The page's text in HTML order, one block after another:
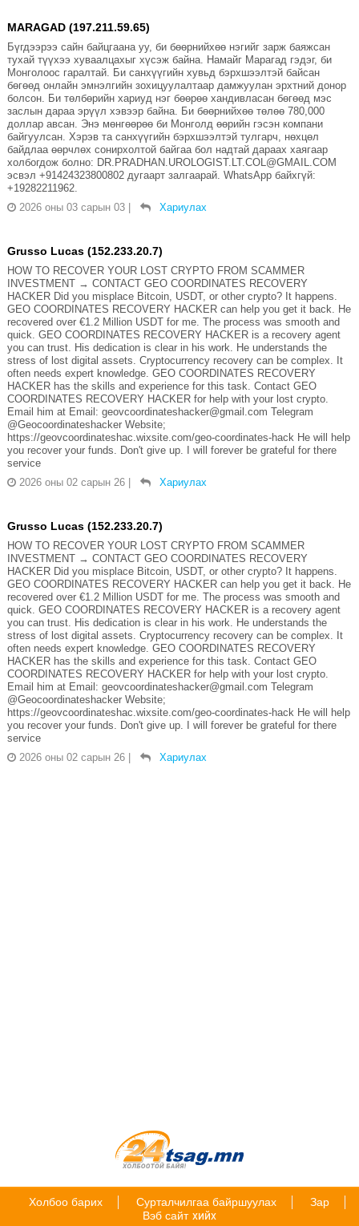
MARAGAD (197.211.59.65)
Бүгдээрээ сайн байцгаана уу, би бөөрнийхөө нэгийг зарж баяжсан
тухай түүхээ хуваалцахыг хүсэж байна. Намайг Марагад гэдэг, би
Монголоос гаралтай. Би санхүүгийн хувьд бэрхшээлтэй байсан
бөгөөд онлайн эмнэлгийн зохицуулалтаар дамжуулан эрхтний донор
болсон. Би төлбөрийн хариуд нэг бөөрөө хандивласан бөгөөд мэс
заслын дараа эрүүл хэвээр байна. Би бөөрнийхөө төлөө 780,000
доллар авсан. Энэ мөнгөөрөө би Монголд өөрийн гэсэн компани
байгуулсан. Хэрэв та санхүүгийн бэрхшээлтэй тулгарч, нөхцөл
байдлаа өөрчлөх сонирхолтой байгаа бол надтай дараах хаягаар
холбогдож болно: DR.PRADHAN.UROLOGIST.LT.COL@GMAIL.COM
эсвэл +91424323800802 дугаарт залгаарай. WhatsApp байхгүй:
+19282211962.
2026 оны 03 сарын 03
Хариулах
Grusso Lucas (152.233.20.7)
HOW TO RECOVER YOUR LOST CRYPTO FROM SCAMMER
INVESTMENT → CONTACT GEO COORDINATES RECOVERY
HACKER Did you misplace Bitcoin, USDT, or other crypto? It happens.
GEO COORDINATES RECOVERY HACKER can help you get it back. He
recovered over €1.2 Million USDT for me. The process was smooth and
quick. GEO COORDINATES RECOVERY HACKER is a recovery agent
you can trust. His dedication is clear in his work. He understands the
stress of lost digital assets. Cryptocurrency recovery can be complex. It
often needs expert knowledge. GEO COORDINATES RECOVERY
HACKER has the skills and experience for this task. Contact GEO
COORDINATES RECOVERY HACKER for help with your lost crypto.
Email him at Email: geovcoordinateshacker@gmail.com Telegram
@Geocoordinateshacker Website;
https://geovcoordinateshac.wixsite.com/geo-coordinates-hack He will help
you recover your funds. Don't give up. I will forever be grateful for there
service
2026 оны 02 сарын 26
Хариулах
Grusso Lucas (152.233.20.7)
HOW TO RECOVER YOUR LOST CRYPTO FROM SCAMMER
INVESTMENT → CONTACT GEO COORDINATES RECOVERY
HACKER Did you misplace Bitcoin, USDT, or other crypto? It happens.
GEO COORDINATES RECOVERY HACKER can help you get it back. He
recovered over €1.2 Million USDT for me. The process was smooth and
quick. GEO COORDINATES RECOVERY HACKER is a recovery agent
you can trust. His dedication is clear in his work. He understands the
stress of lost digital assets. Cryptocurrency recovery can be complex. It
often needs expert knowledge. GEO COORDINATES RECOVERY
HACKER has the skills and experience for this task. Contact GEO
COORDINATES RECOVERY HACKER for help with your lost crypto.
Email him at Email: geovcoordinateshacker@gmail.com Telegram
@Geocoordinateshacker Website;
https://geovcoordinateshac.wixsite.com/geo-coordinates-hack He will help
you recover your funds. Don't give up. I will forever be grateful for there
service
2026 оны 02 сарын 26
Хариулах
Холбоо барих Сурталчилгаа байршуулах
Зар
Вэб сайт хийх